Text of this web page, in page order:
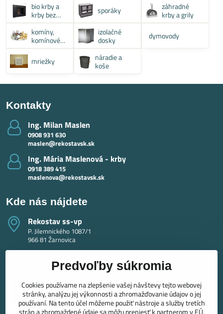
bio krby a
krby bez
komína
sporáky
záhradné
krby a grily
komíny,
komínové
systémy
izolačné
dosky
dymovody
mriežky
náradie a
koše
Kontakty
Ing​. Milan Maslen
0908 931 630
maslen@rekostavsk.sk
Ing​. Mária Maslenová - krby
0918 389 415
maslenova@rekostavsk.sk
Kde nás nájdete
Rekostav ss-vp
P. Jilemnického 1087/1
966 81 Žarnovica
Predvoľby súkromia
Cookies používame na zlepšenie vašej návštevy tejto webovej
stránky, analýzu jej výkonnosti a zhromažďovanie údajov o jej
používaní. Na tento účel môžeme použiť nástroje a služby tretích
strán a zhromaždené údaje sa môžu preniesť k partnerom v EÚ,